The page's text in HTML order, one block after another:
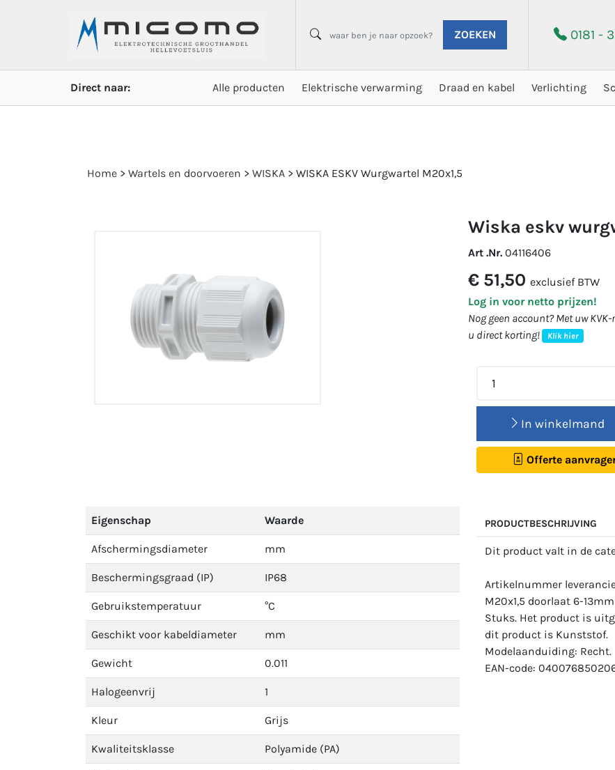
ZOEKEN 0181 -
Direct naar: Alle producten Elektrische verwarming Draad en kabel Verlichting
Home > Wartels en doorvoeren > WISKA > WISKA ESKV Wurgwartel M20x1,5
wiska eskv
Art .Nr. 04116406
€ 51,50 exclusief BTW
Log in voor netto prijzen!
Nog geen account? Met uw
u direct korting!
Klik hier
In winkelmand
Offerte
Eigenschap Waarde
Afschermingsdiameter mm
Beschermingsgraad (IP) IP68
Gebruikstemperatuur °C
Geschikt voor kabeldiameter mm
Gewicht 0.011
Halogeenvrij 1
Kleur Grijs
Kwaliteitsklasse Polyamide (PA)
PRODUCTBESCHRIJVING
Dit product valt in de
Artikelnummer
M20x1,5 doorlaat 6-
Stuks. Het product is
dit product is Kunststof.
Modelaanduiding: Recht.
EAN-code: